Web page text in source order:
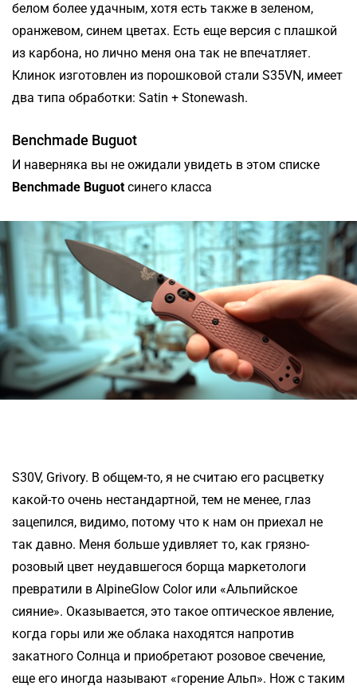
белом более удачным, хотя есть также в зеленом,
оранжевом, синем цветах. Есть еще версия с плашкой
из карбона, но лично меня она так не впечатляет.
Клинок изготовлен из порошковой стали S35VN, имеет
два типа обработки: Satin + Stonewash.
Benchmade Buguot
И наверняка вы не ожидали увидеть в этом списке
Benchmade Buguotсинего класса
S30V, Grivory. В общем-то, я не считаю его расцветку
какой-то очень нестандартной, тем не менее, глаз
зацепился, видимо, потому что к нам он приехал не
так давно. Меня больше удивляет то, как грязно-
розовый цвет неудавшегося борща маркетологи
превратили в AlpineGlow Color или «Альпийское
сияние». Оказывается, это такое оптическое явление,
когда горы или же облака находятся напротив
закатного Солнца и приобретают розовое свечение,
еще его иногда называют «горение Альп». Нож с таким